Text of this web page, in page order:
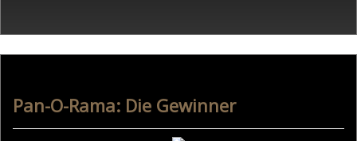
Pan-O-Rama: Die Gewinner